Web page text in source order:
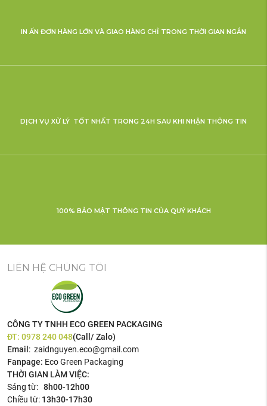
IN ẤN ĐƠN HÀNG LỚN VÀ GIAO HÀNG CHỈ TRONG THỜI GIAN NGẮN
DỊCH VỤ XỬ LÝ TỐT NHẤT TRONG 24H SAU KHI NHẬN THÔNG TIN
100% BẢO MẬT THÔNG TIN CỦA QUÝ KHÁCH
LIÊN HỆ CHÚNG TÔI
CÔNG TY TNHH ECO GREEN PACKAGING
ĐT:0978 240 048(Call/ Zalo)
Email : zaidnguyen.eco@gmail.com
Fanpage: Eco Green Packaging
THỜI GIAN LÀM VIỆC:
Sáng từ:8h00-12h00
Chiều từ: 13h30-17h30